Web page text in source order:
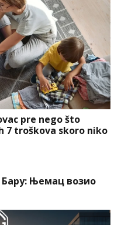
pre nego što
7 troškova skoro niko
Њемац возио